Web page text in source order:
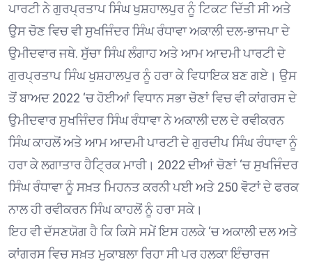
ਪਾਰਟੀ ਨੇ ਗੁਰਪ੍ਰਤਾਪ ਸਿੰਘ ਖੁਸ਼ਹਾਲਪੁਰ ਨੂੰ ਟਿਕਟ ਦਿੱਤੀ ਸੀ ਅਤੇ
ਉਸ ਚੋਣ ਵਿਚ ਵੀ ਸੁਖਜਿੰਦਰ ਸਿੰਘ ਰੰਧਾਵਾ ਅਕਾਲੀ ਦਲ-ਭਾਜਪਾ ਦੇ
ਉਮੀਦਵਾਰ ਜਥੇ. ਸੁੱਚਾ ਸਿੰਘ ਲੰਗਾਹ ਅਤੇ ਆਮ ਆਦਮੀ ਪਾਰਟੀ ਦੇ
ਗੁਰਪ੍ਰਤਾਪ ਸਿੰਘ ਖੁਸ਼ਹਾਲਪੁਰ ਨੂੰ ਹਰਾ ਕੇ ਵਿਧਾਇਕ ਬਣ ਗਏ। ਉਸ
ਤੋਂ ਬਾਅਦ 2022 ‘ਚ ਹੋਈਆਂ ਵਿਧਾਨ ਸਭਾ ਚੋਣਾਂ ਵਿਚ ਵੀ ਕਾਂਗਰਸ ਦੇ
ਉਮੀਦਵਾਰ ਸੁਖਜਿੰਦਰ ਸਿੰਘ ਰੰਧਾਵਾ ਨੇ ਅਕਾਲੀ ਦਲ ਦੇ ਰਵੀਕਰਨ
ਸਿੰਘ ਕਾਹਲੋਂ ਅਤੇ ਆਮ ਆਦਮੀ ਪਾਰਟੀ ਦੇ ਗੁਰਦੀਪ ਸਿੰਘ ਰੰਧਾਵਾ ਨੂੰ
ਹਰਾ ਕੇ ਲਗਾਤਾਰ ਹੈਟ੍ਰਿਕ ਮਾਰੀ। 2022 ਦੀਆਂ ਚੋਣਾਂ ‘ਚ ਸੁਖਜਿੰਦਰ
ਸਿੰਘ ਰੰਧਾਵਾ ਨੂੰ ਸਖ਼ਤ ਮਿਹਨਤ ਕਰਨੀ ਪਈ ਅਤੇ 250 ਵੋਟਾਂ ਦੇ ਫਰਕ
ਨਾਲ ਹੀ ਰਵੀਕਰਨ ਸਿੰਘ ਕਾਹਲੋਂ ਨੂੰ ਹਰਾ ਸਕੇ।
ਇਹ ਵੀ ਦੱਸਣਯੋਗ ਹੈ ਕਿ ਕਿਸੇ ਸਮੇਂ ਇਸ ਹਲਕੇ ‘ਚ ਅਕਾਲੀ ਦਲ ਅਤੇ
ਕਾਂਗਰਸ ਵਿਚ ਸਖ਼ਤ ਮੁਕਾਬਲਾ ਰਿਹਾ ਸੀ ਪਰ ਹਲਕਾ ਇੰਚਾਰਜ